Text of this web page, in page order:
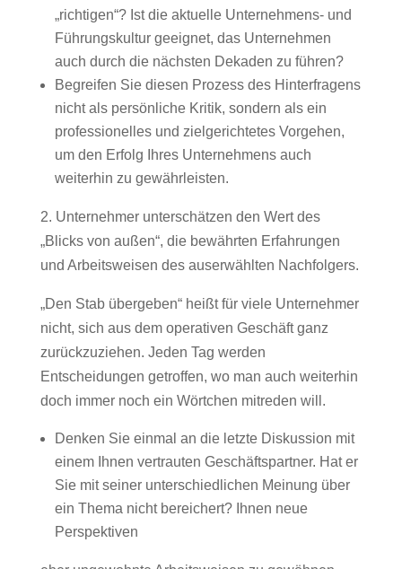
„richtigen“? Ist die aktuelle Unternehmens- und
Führungskultur geeignet, das Unternehmen
auch durch die nächsten Dekaden zu führen?
Begreifen Sie diesen Prozess des Hinterfragens
nicht als persönliche Kritik, sondern als ein
professionelles und zielgerichtetes Vorgehen,
um den Erfolg Ihres Unternehmens auch
weiterhin zu gewährleisten.
2. Unternehmer unterschätzen den Wert des
„Blicks von außen“, die bewährten Erfahrungen
und Arbeitsweisen des auserwählten Nachfolgers.
„Den Stab übergeben“ heißt für viele Unternehmer
nicht, sich aus dem operativen Geschäft ganz
zurückzuziehen. Jeden Tag werden
Entscheidungen getroffen, wo man auch weiterhin
doch immer noch ein Wörtchen mitreden will.
Denken Sie einmal an die letzte Diskussion mit
einem Ihnen vertrauten Geschäftspartner. Hat er
Sie mit seiner unterschiedlichen Meinung über
ein Thema nicht bereichert? Ihnen neue
Perspektiven